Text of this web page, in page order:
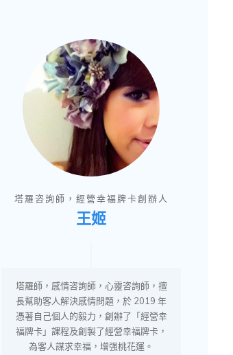
塔羅咨詢師，經營幸福牌卡創辦人
王姬
塔羅師，感情咨詢師，心靈咨詢師，擅
長幫助客人解決感情問題，於 2019 年
憑著自己個人的毅力，創辦了「經營幸
福牌卡」課程及創製了經營幸福牌卡，
為客人謀求幸福，增强桃花運。